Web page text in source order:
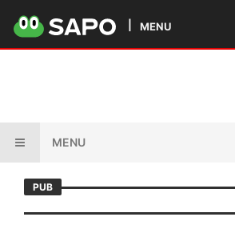
MENU
MENU
PUB